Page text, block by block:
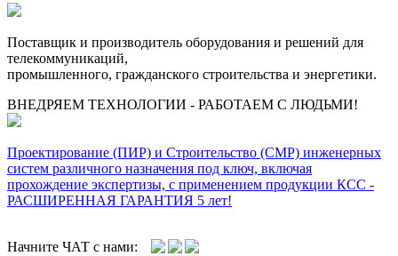
Поставщик и производитель оборудования и решений для
телекоммуникаций,
промышленного, гражданского строительства и энергетики.
ВНЕДРЯЕМ ТЕХНОЛОГИИ - РАБОТАЕМ С ЛЮДЬМИ!
Проектирование (ПИР) и Cтроительство (СМР) инженерных
систем различного назначения под ключ, включая
прохождение экспертизы, с применением продукции КСС -
РАСШИРЕННАЯ ГАРАНТИЯ 5 лет!
Начните ЧАТ с нами: